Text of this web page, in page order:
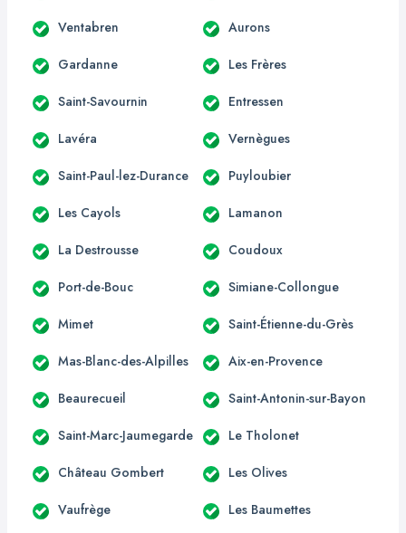
Ventabren Aurons
Gardanne Les Frères
Saint-Savournin Entressen
Lavéra Vernègues
Saint-Paul-lez-Durance Puyloubier
Les Cayols Lamanon
La Destrousse Coudoux
Port-de-Bouc Simiane-Collongue
Mimet Saint-Étienne-du-Grès
Mas-Blanc-des-Alpilles Aix-en-Provence
Beaurecueil Saint-Antonin-sur-Bayon
Saint-Marc-Jaumegarde Le Tholonet
Château Gombert Les Olives
Vaufrège Les Baumettes